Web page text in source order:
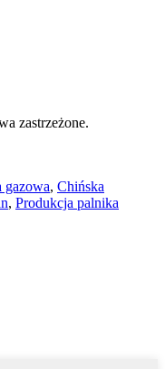
zastrzeżone.
gazowa, Chińska
, Produkcja palnika